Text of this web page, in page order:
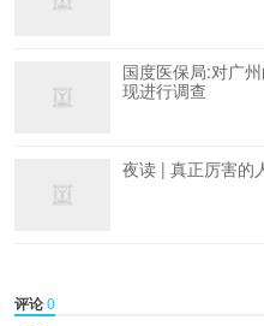
国度医保局:对广
现进行调查
夜读 | 真正厉害的
评论0